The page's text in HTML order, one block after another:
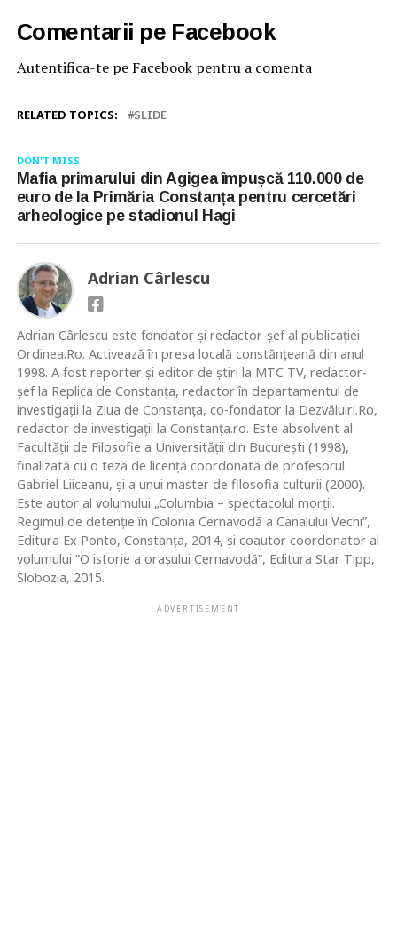
Comentarii pe Facebook
Autentifica-te pe Facebook pentru a comenta
RELATED TOPICS: SLIDE
DON'T MISS
Mafia primarului din Agigea împușcă 110.000 de
euro de la Primăria Constanța pentru cercetări
arheologice pe stadionul Hagi
Adrian Cârlescu
Adrian Cârlescu este fondator și redactor-șef al publicației
Ordinea.Ro. Activează în presa locală constănţeană din anul
1998. A fost reporter şi editor de ştiri la MTC TV, redactor-
şef la Replica de Constanţa, redactor în departamentul de
investigații la Ziua de Constanţa, co-fondator la Dezvăluiri.Ro,
redactor de investigații la Constanța.ro. Este absolvent al
Facultăţii de Filosofie a Universităţii din Bucureşti (1998),
finalizată cu o teză de licenţă coordonată de profesorul
Gabriel Liiceanu, şi a unui master de filosofia culturii (2000).
Este autor al volumului „Columbia – spectacolul morţii.
Regimul de detenţie în Colonia Cernavodă a Canalului Vechi”,
Editura Ex Ponto, Constanța, 2014, și coautor coordonator al
volumului ”O istorie a orașului Cernavodă”, Editura Star Tipp,
Slobozia, 2015.
ADVERTISEMENT